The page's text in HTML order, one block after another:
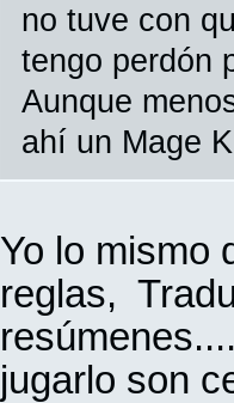
no tuve con
tengo perdón
Aunque
ahí un Mage
Yo lo mismo
reglas,
jugarlo son